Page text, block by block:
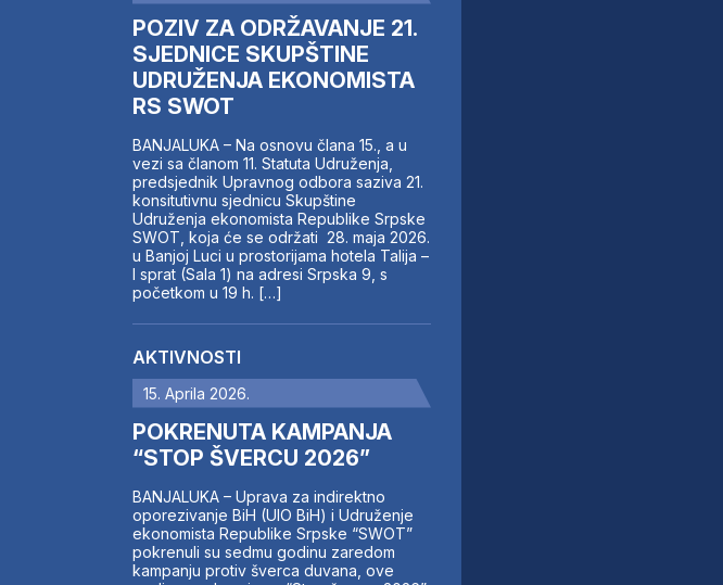
POZIV ZA ODRŽAVANJE 21.
SJEDNICE SKUPŠTINE
UDRUŽENJA EKONOMISTA
RS SWOT
BANJALUKA – Na osnovu člana 15., a u
vezi sa članom 11. Statuta Udruženja,
predsjednik Upravnog odbora saziva 21.
konsitutivnu sjednicu Skupštine
Udruženja ekonomista Republike Srpske
SWOT, koja će se održati 28. maja 2026.
u Banjoj Luci u prostorijama hotela Talija –
I sprat (Sala 1) na adresi Srpska 9, s
početkom u 19 h. […]
AKTIVNOSTI
15. Aprila 2026.
POKRENUTA KAMPANJA
“STOP ŠVERCU 2026”
BANJALUKA – Uprava za indirektno
oporezivanje BiH (UIO BiH) i Udruženje
ekonomista Republike Srpske “SWOT”
pokrenuli su sedmu godinu zaredom
kampanju protiv šverca duvana, ove